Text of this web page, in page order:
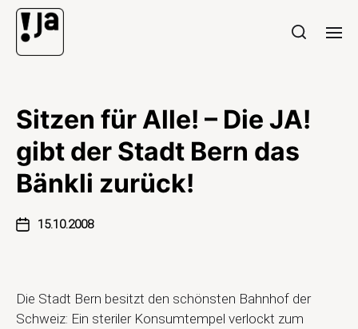
Sitzen für Alle! – Die JA!
gibt der Stadt Bern das
Bänkli zurück!
15.10.2008
Die Stadt Bern besitzt den schönsten Bahnhof der
Schweiz: Ein steriler Konsumtempel verlockt zum